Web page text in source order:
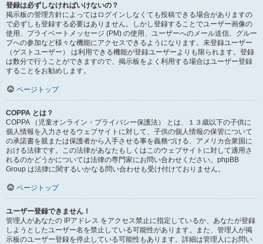
登録は必ずしなければいけないの？
掲示板の管理方針によってはログインしなくても投稿できる場合がありますの
で必ずしも登録する必要はありません。しかし登録することでユーザー画像の
使用、プライベートメッセージ (PM) の使用、ユーザーへのメール送信、グルー
プへの参加など様々な機能にアクセスできるようになります。未登録ユーザー
（ゲストユーザー） は利用できる機能が登録ユーザーよりも限られます。登録
は数分で行うことができますので、掲示板をよく利用する場合はユーザー登録
することをお勧めします。
ページトップ
COPPA とは？
COPPA （児童オンライン・プライバシー保護法） とは、１３歳以下の子供に
個人情報を入力させるウェブサイトに対して、子供の個人情報の保管について
の承諾書を親または保護者から入手させる事を義務づける、アメリカ合衆国に
おける法律です。この法律があなたもしくはこのウェブサイトに対して適用さ
れるのかどうかについては法律の専門家にお問い合わせください。phpBB
Group は法律に関するいかなる問い合わせも受け付けておりません。
ページトップ
ユーザー登録できません！
管理人があなたの IPアドレス をアクセス禁止に指定しているか、あなたが登録
しようとしたユーザー名を禁止している可能性があります。また、管理人が掲
示板のユーザー登録を停止している可能性もあります。詳細は管理人にお問い